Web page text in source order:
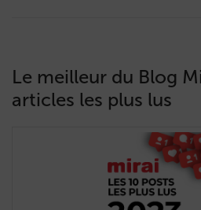
Le meilleur du Blog
articles les plus lus